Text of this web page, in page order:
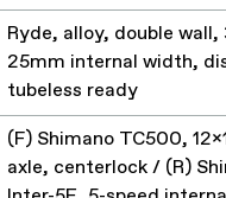
Ryde, alloy, double wall,
25mm internal width,
tubeless ready
(F) Shimano TC500,
axle, centerlock / (R)